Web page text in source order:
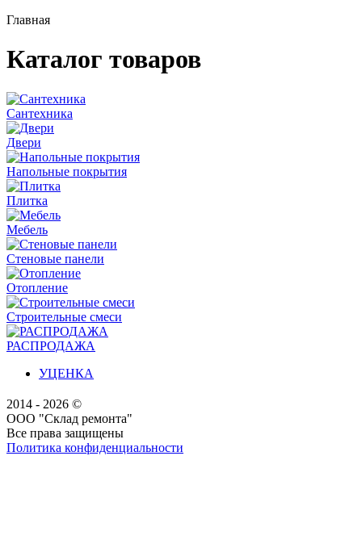
Главная
Каталог товаров
Сантехника
Двери
Напольные покрытия
Плитка
Мебель
Стеновые панели
Отопление
Строительные смеси
РАСПРОДАЖА
УЦЕНКА
2014 - 2026 ©
ООО "Склад ремонта"
Все права защищены
Политика конфиденциальности